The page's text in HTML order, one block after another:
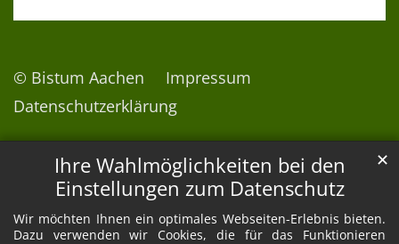
Ihre Wahlmöglichkeiten bei den
Einstellungen zum Datenschutz
Wir möchten Ihnen ein optimales Webseiten-Erlebnis bieten.
Dazu verwenden wir Cookies, die für das Funktionieren
✕
© Bistum Aachen
Impressum
Datenschutzerklärung